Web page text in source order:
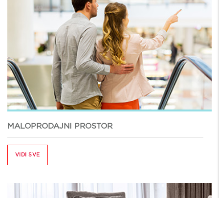
MALOPRODAJNI PROSTOR
VIDI SVE